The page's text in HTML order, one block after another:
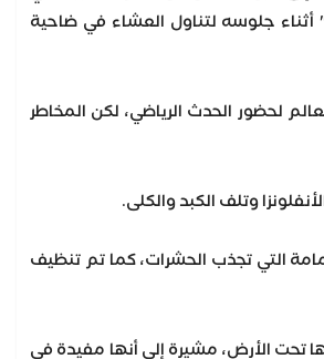
أثناء جلوسه لتناول العشاء في ضاحية
لحضور الحدث الرياضي، لكن المخاطر
وتلف الكبد والكلى.
التي تجذب الحشرات، كما تم تنظيف
تحت الأرض، مشيرة إلى أنها مفيدة في